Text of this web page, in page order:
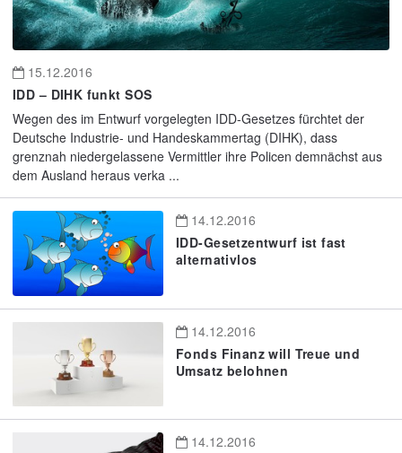
15.12.2016
IDD – DIHK funkt SOS
Wegen des im Entwurf vorgelegten IDD-Gesetzes fürchtet der
Deutsche Industrie- und Handeskammertag (DIHK), dass
grenznah niedergelassene Vermittler ihre Policen demnächst aus
dem Ausland heraus verka ...
14.12.2016
IDD-Gesetzentwurf ist fast
alternativlos
14.12.2016
Fonds Finanz will Treue und
Umsatz belohnen
14.12.2016